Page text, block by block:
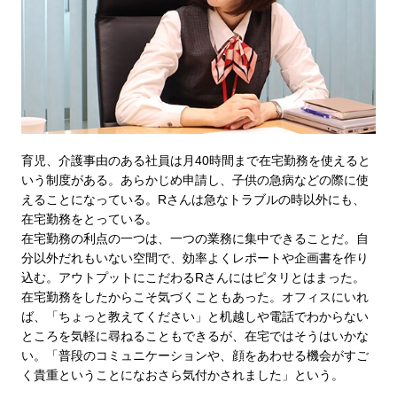
育児、介護事由のある社員は月40時間まで在宅勤務を使えると
いう制度がある。あらかじめ申請し、子供の急病などの際に使
えることになっている。Rさんは急なトラブルの時以外にも、
在宅勤務をとっている。
在宅勤務の利点の一つは、一つの業務に集中できることだ。自
分以外だれもいない空間で、効率よくレポートや企画書を作り
込む。アウトプットにこだわるRさんにはピタリとはまった。
在宅勤務をしたからこそ気づくこともあった。オフィスにいれ
ば、「ちょっと教えてください」と机越しや電話でわからない
ところを気軽に尋ねることもできるが、在宅ではそうはいかな
い。「普段のコミュニケーションや、顔をあわせる機会がすご
く貴重ということになおさら気付かされました」という。